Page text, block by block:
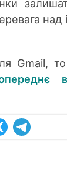
Gmail,